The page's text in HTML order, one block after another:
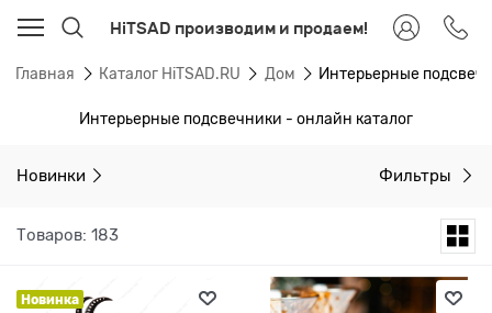
HiTSAD производим и продаем!
Главная Каталог HiTSAD.RU Дом Интерьерные
Интерьерные подсвечники - онлайн каталог
Новинки Фильтры
Товаров: 183
Новинка